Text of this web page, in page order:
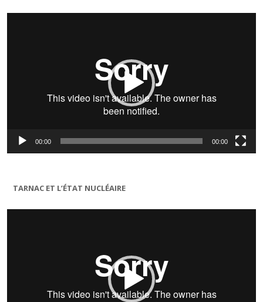
Lecteur
00:00 00:00
TARNAC ET L’ÉTAT NUCLÉAIRE
Lecteur